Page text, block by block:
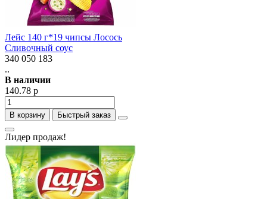
Лейс 140 г*19 чипсы Лосось
Сливочный соус
340 050 183
..
В наличии
140.78 р
В корзину Быстрый заказ
Лидер продаж!